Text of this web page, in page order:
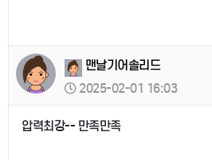
맨날기어솔리드
2025-02-01 16:03
압력최강-- 만족만족